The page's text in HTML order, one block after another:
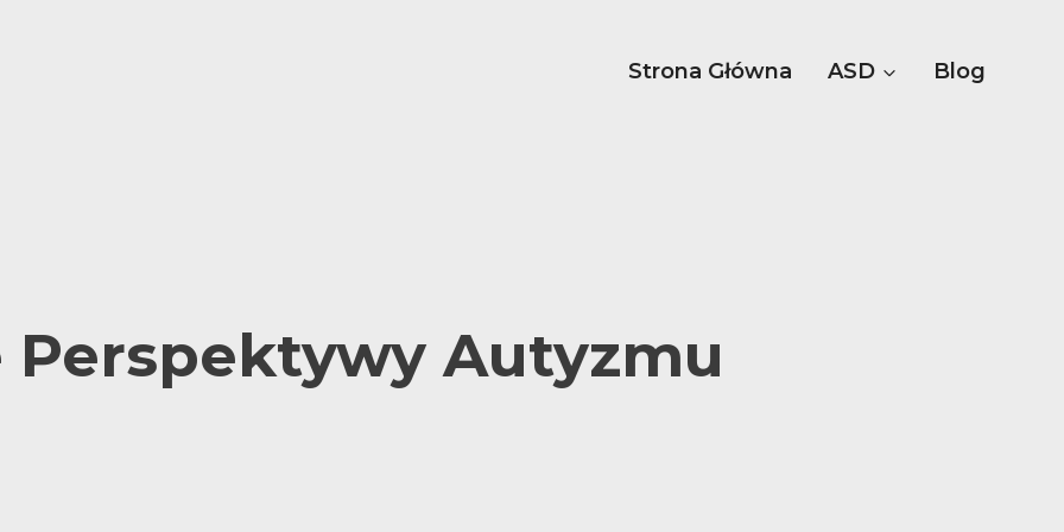
Strona Główna ASD Blog
Perspektywy Autyzmu